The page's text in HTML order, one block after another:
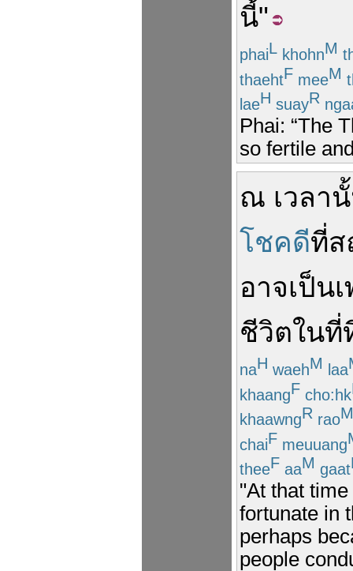
นี้"
phaiL khohnM
thaehtF meeM
laeH suayR
Phai: “The
so fertile
ณ เวลา
โชคดีที่
อาจเป็น
ชีวิตในที่
naH waehM laa
khaangF cho:hk
khaawngR raoM
chaiF meuuang
theeF aaM gaat
"At that
fortunate in
perhaps
people